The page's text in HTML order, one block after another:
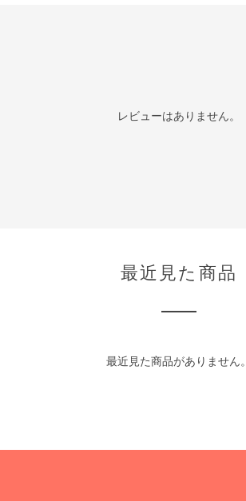
レビューはありません。
最近見た商品
最近見た商品がありません。